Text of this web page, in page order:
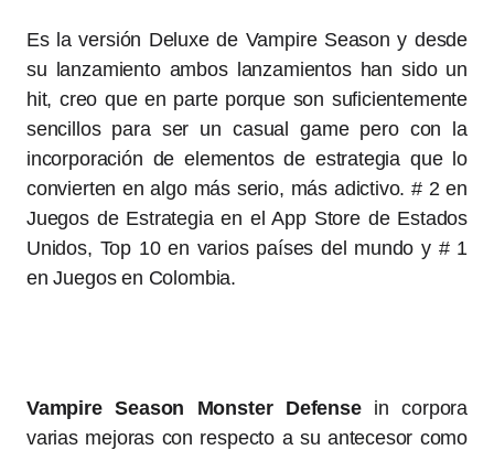
Es la versión Deluxe de Vampire Season y desde
su lanzamiento ambos lanzamientos han sido un
hit, creo que en parte porque son suficientemente
sencillos para ser un casual game pero con la
incorporación de elementos de estrategia que lo
convierten en algo más serio, más adictivo. # 2 en
Juegos de Estrategia en el App Store de Estados
Unidos, Top 10 en varios países del mundo y # 1
en Juegos en Colombia.
Vampire Season Monster Defense in corpora
varias mejoras con respecto a su antecesor como